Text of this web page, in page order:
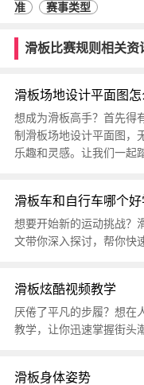
准
赛事类型
滑板比赛规则相关资
滑板场地设计平面图怎
想成为滑板高手？首先得
制滑板场地设计平面图，
乐趣和灵感。让我们一起
滑板车和自行车哪个好
想要开始新的运动挑战？
文带你深入探讨，帮你快
滑板炫酷视频教学
厌倦了平凡的步履？想在
教学，让你迅速掌握街头
滑板身体姿势